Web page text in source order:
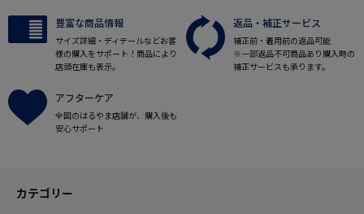
豊富な商品情報
サイズ詳細・ディテールなどお客
様の購入をサポート！商品により
店頭在庫も表示。
返品・補正サービス
補正前・着用前の返品可能
※一部返品不可商品あり購入時の
補正サービスも承ります。
アフターケア
全国のはるやま店舗が、購入後も
安心サポート
カテゴリー